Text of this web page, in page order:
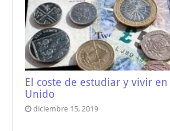
El coste de estudiar y vivir
Unido
diciembre 15, 2019